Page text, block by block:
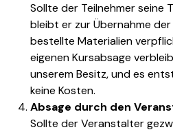
Sollte der Teilnehmer seine
bleibt er zur Übernahme
bestellte Materialien
eigenen Kursabsage
unserem Besitz, und es
keine Kosten.
Absage durch den
Sollte der Veranstalter